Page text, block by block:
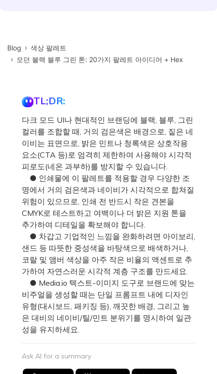
Blog
색상 팔레트
모던 블랙 블루 그린 톤: 20가지 팔레트 아이디어 + Hex
TL;DR:
다크 모드 UI나 현대적인 브랜딩에 블랙, 블루, 그린
컬러를 조합할 때, 거의 검은색은 배경으로, 짙은 네
이비는 표면으로, 밝은 민트나 청록색은 상호작용
요소(CTA 등)로 엄격히 제한하여 사용해야 시각적
피로도(네온 과부하)를 방지할 수 있습니다.
● 인쇄물에 이 팔레트를 적용할 경우 다양한 조
명에서 거의 검은색과 네이비가 시각적으로 합쳐질
위험이 있으므로, 인쇄 전 반드시 작은 견본을
CMYK로 테스트하고 여백이나 더 밝은 지원 톤을
추가하여 디테일을 확보해야 합니다.
● 차갑고 기업적인 느낌을 완화하려면 아이보리,
샌드 등 따뜻한 중성색을 바탕색으로 배색하거나,
코랄 및 앰버 색상을 아주 작은 비율의 액센트로 추
가하여 자연스러운 시각적 계층 구조를 만드세요.
● Media.io 텍스트-이미지 도구로 브랜드에 맞는
비주얼을 생성할 때는 단일 프롬프트 내에 디자인
유형(대시보드, 패키징 등), 깨끗한 배경, 그리고 높
은 대비의 네이비/틸/민트 분위기를 명시하여 일관
성을 유지하세요.
Ask AI for a summary